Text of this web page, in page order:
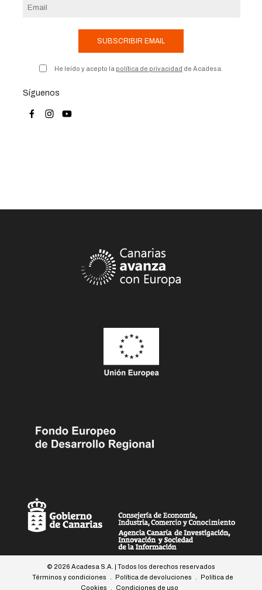
SUBSCRIBIR EMAIL
He leído y acepto la política de privacidad de Acadesa.
Síguenos
© 2026 Acadesa S.A. | Todos los derechos reservados
Términos y condiciones
Política de devoluciones
Política de
Cookies
Condiciones de uso